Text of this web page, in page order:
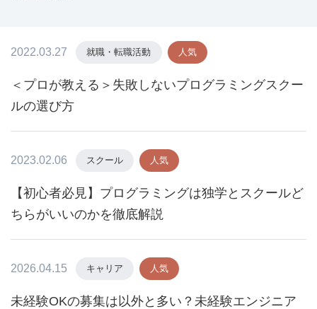
2022.03.27 就職・転職活動 人気
＜プロが教える＞失敗しないプログラミングスクー
ルの選び方
2023.02.06 スクール 人気
【初心者必見】プログラミングは独学とスクールど
ちらがいいのかを徹底解説
2026.04.15 キャリア 人気
未経験OKの募集は以外と多い？未経験エンジニア